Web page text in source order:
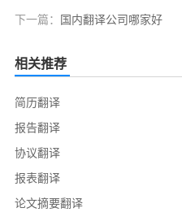
下一篇： 国内翻译公司哪家好
相关推荐
简历翻译
报告翻译
协议翻译
报表翻译
论文摘要翻译